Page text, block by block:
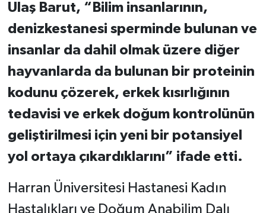
Ulaş Barut, “Bilim insanlarının,
denizkestanesi sperminde bulunan ve
insanlar da dahil olmak üzere diğer
hayvanlarda da bulunan bir proteinin
kodunu çözerek, erkek kısırlığının
tedavisi ve erkek doğum kontrolünün
geliştirilmesi için yeni bir potansiyel
yol ortaya çıkardıklarını” ifade etti.
Harran Üniversitesi Hastanesi Kadın
Hastalıkları ve Doğum Anabilim Dalı